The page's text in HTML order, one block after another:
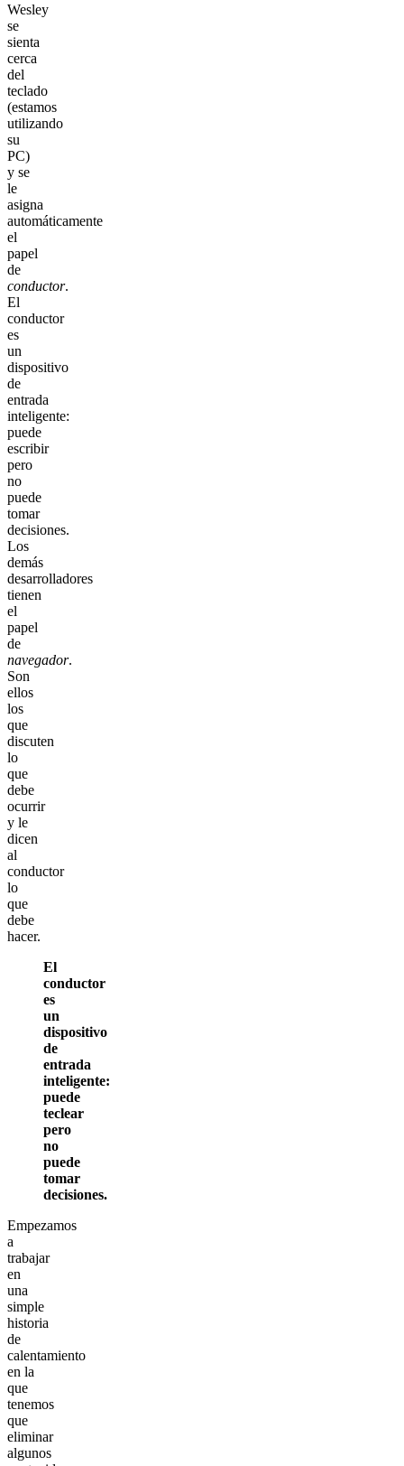
Wesley
se
sienta
cerca
del
teclado
(estamos
utilizando
su
PC)
y se
le
asigna
automáticamente
el
papel
de
conductor.
El
conductor
es
un
dispositivo
de
entrada
inteligente:
puede
escribir
pero
no
puede
tomar
decisiones.
Los
demás
desarrolladores
tienen
el
papel
de
navegador.
Son
ellos
los
que
discuten
lo
que
debe
ocurrir
y le
dicen
al
conductor
lo
que
debe
hacer.
El
conductor
es
un
dispositivo
de
entrada
inteligente:
puede
teclear
pero
no
puede
tomar
decisiones.
Empezamos
a
trabajar
en
una
simple
historia
de
calentamiento
en la
que
tenemos
que
eliminar
algunos